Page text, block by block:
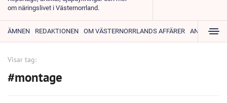
om näringslivet i Västernorrland.
ÄMNEN REDAKTIONEN OM VÄSTERNORRLANDS AFFÄRER
Visar tag:
#montage